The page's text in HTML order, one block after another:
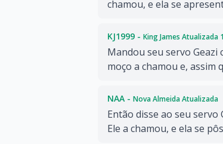
chamou, e ela se
KJ1999 - King James Atualizada
Mandou seu servo Geazi
moço a chamou e, assim
NAA - Nova Almeida Atualizada
Então disse ao seu
Ele a chamou, e ela se